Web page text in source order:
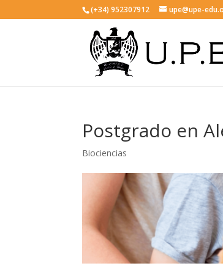
(+34) 952307912 upe@upe-
Postgrado en
Biociencias